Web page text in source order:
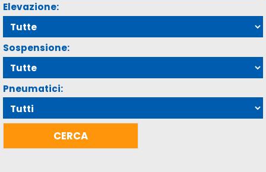
Elevazione:
Sospensione:
Pneumatici: